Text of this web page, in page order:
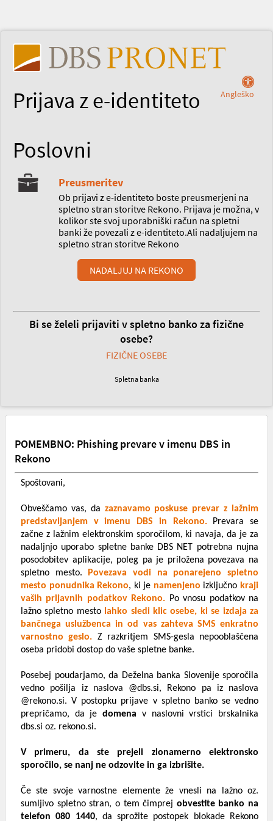
Angleško
Prijava z e-identiteto
Poslovni
Preusmeritev
Ob prijavi z e-identiteto boste preusmerjeni na
spletno stran storitve Rekono. Prijava je možna, v
kolikor ste svoj uporabniški račun na spletni
banki že povezali z e-identiteto.Ali nadaljujem na
spletno stran storitve Rekono
NADALJUJ NA REKONO
Bi se želeli prijaviti v spletno banko za fizične
osebe?
FIZIČNE OSEBE
Spletna banka
POMEMBNO: Phishing prevare v imenu DBS in
Rekono
Spoštovani,
Obveščamo vas, da zaznavamo poskuse prevar z lažnim
predstavljanjem v imenu DBS in Rekono.
Prevara se
začne z lažnim elektronskim sporočilom, ki navaja, da je za
nadaljnjo uporabo spletne banke DBS NET potrebna nujna
posodobitev aplikacije, poleg pa je priložena povezava na
spletno mesto.
Povezava vodi na ponarejeno spletno
mesto ponudnika Rekono, ki je namenjeno izključno kraji
vaših prijavnih podatkov Rekono. Po vnosu podatkov na
lažno spletno mesto lahko sledi klic osebe, ki se izdaja za
bančnega uslužbenca in od vas zahteva SMS enkratno
varnostno geslo. Z razkritjem SMS-gesla nepooblaščena
oseba pridobi dostop do vaše spletne banke.
Posebej poudarjamo, da Deželna banka Slovenije sporočila
vedno pošilja iz naslova @dbs.si, Rekono pa iz naslova
@rekono.si. V postopku prijave v spletno banko se vedno
prepričamo, da jedomena v naslovni vrstici brskalnika
dbs.si oz. rekono.si.
V primeru, da ste prejeli zlonamerno elektronsko
sporočilo, se nanj ne odzovite in ga izbrišite.
Če ste svoje varnostne elemente že vnesli na lažno oz.
sumljivo spletno stran, o tem čimprej obvestite banko na
telefon 080 1440, da sprožite postopek blokade Rekono